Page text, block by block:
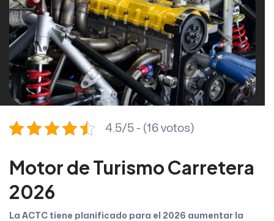
4.5/5 - (16 votos)
Motor de Turismo Carretera
2026
La ACTC tiene planificado para el 2026 aumentar la